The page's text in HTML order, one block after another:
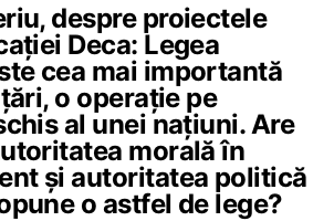
despre proiectele
Deca: Legea
cea mai importantă
o operație pe
al unei națiuni. Are
morală în
și autoritatea politică
o astfel de lege?